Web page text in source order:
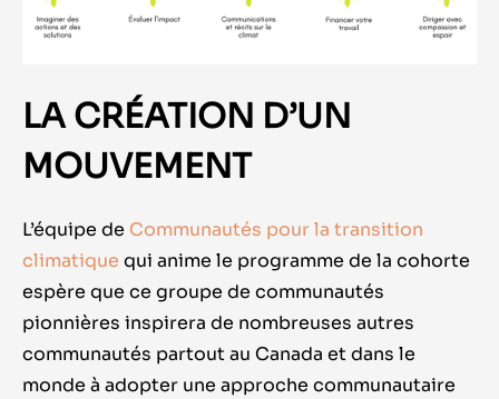
LA CRÉATION D’UN
MOUVEMENT
L’équipe de Communautés pour la transition
climatique qui anime le programme de la cohorte
espère que ce groupe de communautés
pionnières inspirera de nombreuses autres
communautés partout au Canada et dans le
monde à adopter une approche communautaire